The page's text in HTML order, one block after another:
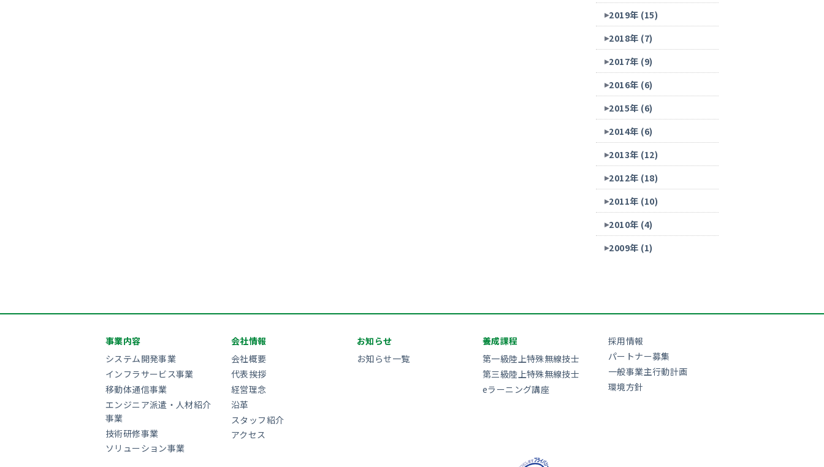
2019年 (15)
2018年 (7)
2017年 (9)
2016年 (6)
2015年 (6)
2014年 (6)
2013年 (12)
2012年 (18)
2011年 (10)
2010年 (4)
2009年 (1)
事業内容
システム開発事業
インフラサービス事業
移動体通信事業
エンジニア派遣・人材紹介
事業
技術研修事業
ソリューション事業
会社情報
会社概要
代表挨拶
経営理念
沿革
スタッフ紹介
アクセス
お知らせ
お知らせ一覧
養成課程
第一級陸上特殊無線技士
第三級陸上特殊無線技士
eラーニング講座
採用情報
パートナー募集
一般事業主行動計画
環境方針